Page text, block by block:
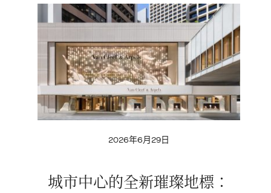
2026年6月29日
城市中心的全新璀璨地標：